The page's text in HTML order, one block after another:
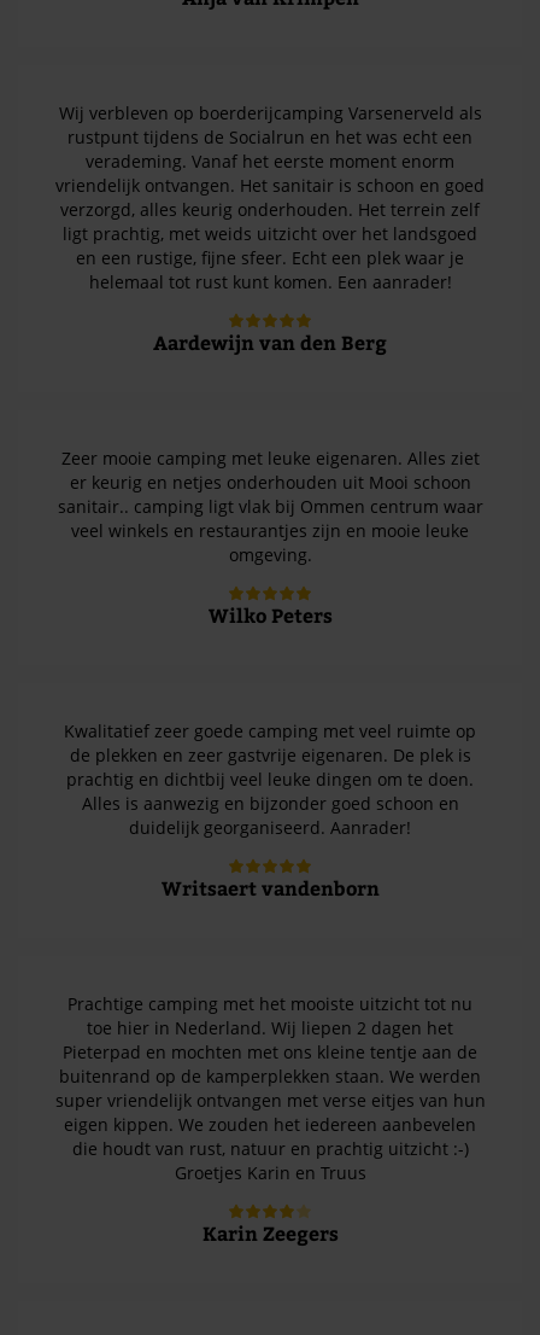
Wij verbleven op boerderijcamping Varsenerveld als
rustpunt tijdens de Socialrun en het was echt een
verademing. Vanaf het eerste moment enorm
vriendelijk ontvangen. Het sanitair is schoon en goed
verzorgd, alles keurig onderhouden. Het terrein zelf
ligt prachtig, met weids uitzicht over het landsgoed
en een rustige, fijne sfeer. Echt een plek waar je
helemaal tot rust kunt komen. Een aanrader!
Aardewijn van den Berg
Zeer mooie camping met leuke eigenaren. Alles ziet
er keurig en netjes onderhouden uit Mooi schoon
sanitair.. camping ligt vlak bij Ommen centrum waar
veel winkels en restaurantjes zijn en mooie leuke
omgeving.
Wilko Peters
Kwalitatief zeer goede camping met veel ruimte op
de plekken en zeer gastvrije eigenaren. De plek is
prachtig en dichtbij veel leuke dingen om te doen.
Alles is aanwezig en bijzonder goed schoon en
duidelijk georganiseerd. Aanrader!
Writsaert vandenborn
Prachtige camping met het mooiste uitzicht tot nu
toe hier in Nederland. Wij liepen 2 dagen het
Pieterpad en mochten met ons kleine tentje aan de
buitenrand op de kamperplekken staan. We werden
super vriendelijk ontvangen met verse eitjes van hun
eigen kippen. We zouden het iedereen aanbevelen
die houdt van rust, natuur en prachtig uitzicht :-)
Groetjes Karin en Truus
Karin Zeegers